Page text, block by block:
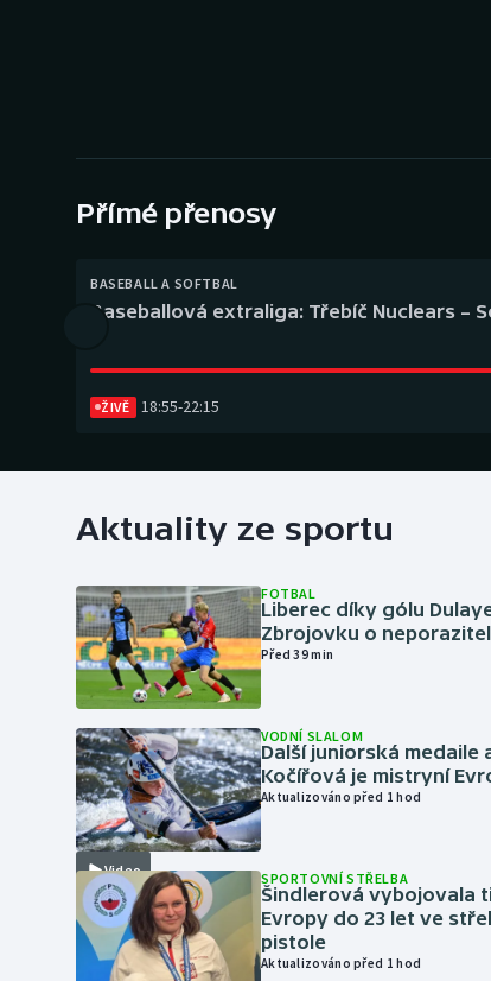
Přímé přenosy
BASEBALL A SOFTBAL
Baseballová extraliga: Třebíč Nuclears –
ŽIVĚ 18:55-22:15
Aktuality ze sportu
FOTBAL
Liberec díky gólu
Zbrojovku o
Před 39 min
Video
VODNÍ SLALOM
Další juniorská medaile
Kočířová je mistryní
Aktualizováno před 1 hod
SPORTOVNÍ STŘELBA
Šindlerová vybojovala
Evropy do 23 let ve
pistole
Aktualizováno před 1 hod